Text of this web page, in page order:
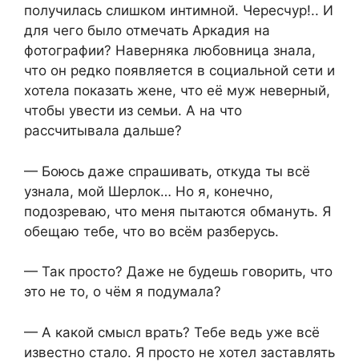
получилась слишком интимной. Чересчур!.. И
для чего было отмечать Аркадия на
фотографии? Наверняка любовница знала,
что он редко появляется в социальной сети и
хотела показать жене, что её муж неверный,
чтобы увести из семьи. А на что
рассчитывала дальше?
— Боюсь даже спрашивать, откуда ты всё
узнала, мой Шерлок… Но я, конечно,
подозреваю, что меня пытаются обмануть. Я
обещаю тебе, что во всём разберусь.
— Так просто? Даже не будешь говорить, что
это не то, о чём я подумала?
— А какой смысл врать? Тебе ведь уже всё
известно стало. Я просто не хотел заставлять